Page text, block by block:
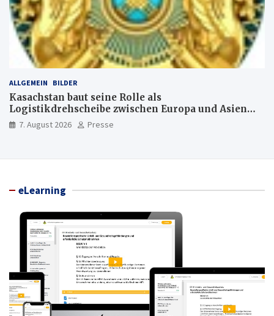
ALLGEMEIN BILDER
Kasachstan baut seine Rolle als
Logistikdrehscheibe zwischen Europa und Asien
aus7. August 2026 Presse
eLearning